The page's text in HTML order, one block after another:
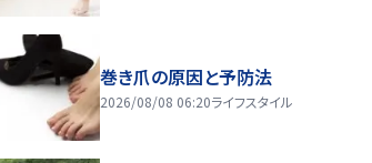
巻き爪の原因と予防法
2026/08/08 06:20ライフスタイル